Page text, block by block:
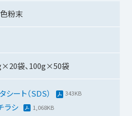
粉末
袋、100g×50袋
ート（SDS）
ラシ